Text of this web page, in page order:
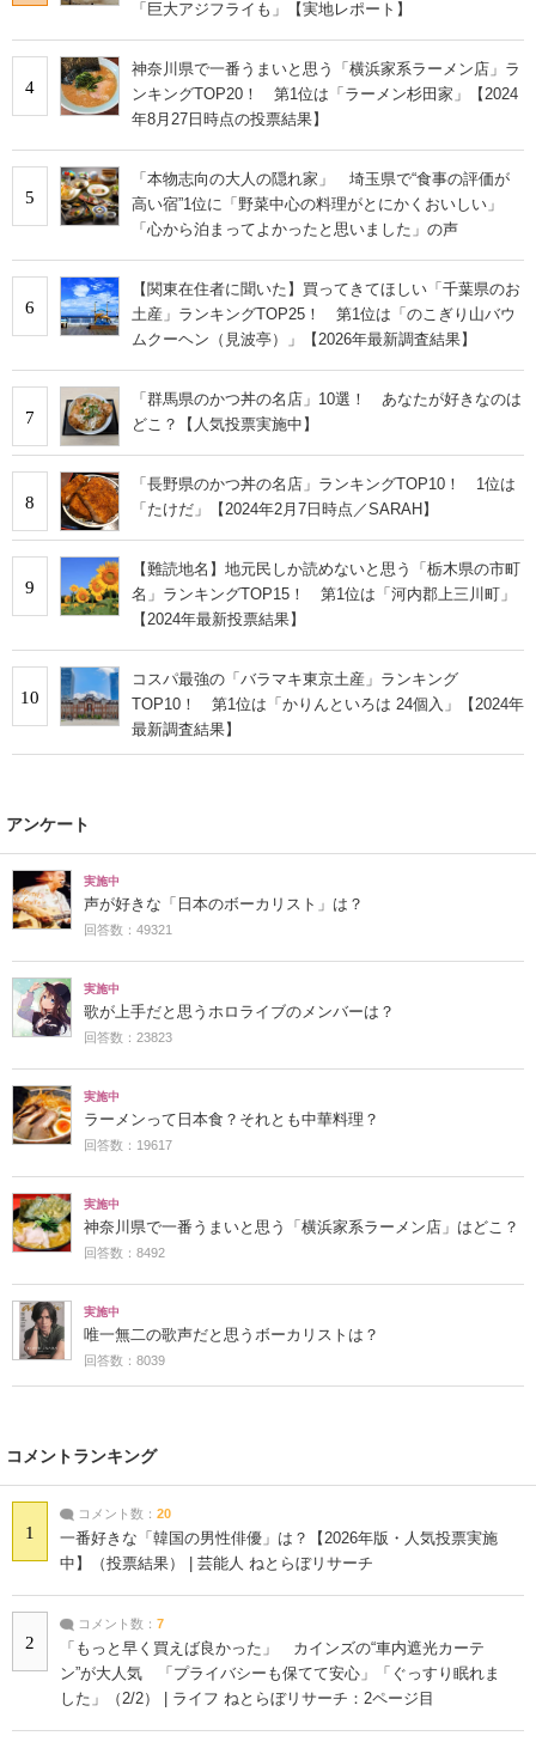
「巨大アジフライも」【実地レポート】
4
神奈川県で一番うまいと思う「横浜家系ラーメン店」ラ
ンキングTOP20！ 第1位は「ラーメン杉田家」【2024
年8月27日時点の投票結果】
5
「本物志向の大人の隠れ家」 埼玉県で“食事の評価が
高い宿”1位に「野菜中心の料理がとにかくおいしい」
「心から泊まってよかったと思いました」の声
6
【関東在住者に聞いた】買ってきてほしい「千葉県のお
土産」ランキングTOP25！ 第1位は「のこぎり山バウ
ムクーヘン（見波亭）」【2026年最新調査結果】
7
「群馬県のかつ丼の名店」10選！ あなたが好きなのは
どこ？【人気投票実施中】
8
「長野県のかつ丼の名店」ランキングTOP10！ 1位は
「たけだ」【2024年2月7日時点／SARAH】
9
【難読地名】地元民しか読めないと思う「栃木県の市町
名」ランキングTOP15！ 第1位は「河内郡上三川町」
【2024年最新投票結果】
10
コスパ最強の「バラマキ東京土産」ランキング
TOP10！ 第1位は「かりんといろは 24個入」【2024年
最新調査結果】
アンケート
実施中
声が好きな「日本のボーカリスト」は？
回答数：49321
実施中
歌が上手だと思うホロライブのメンバーは？
回答数：23823
実施中
ラーメンって日本食？それとも中華料理？
回答数：19617
実施中
神奈川県で一番うまいと思う「横浜家系ラーメン店」はどこ？
回答数：8492
実施中
唯一無二の歌声だと思うボーカリストは？
回答数：8039
コメントランキング
1
コメント数： 20
一番好きな「韓国の男性俳優」は？【2026年版・人気投票実施
中】（投票結果） | 芸能人 ねとらぼリサーチ
2
コメント数： 7
「もっと早く買えば良かった」 カインズの“車内遮光カーテ
ン”が大人気 「プライバシーも保てて安心」「ぐっすり眠れま
した」（2/2） | ライフ ねとらぼリサーチ：2ページ目